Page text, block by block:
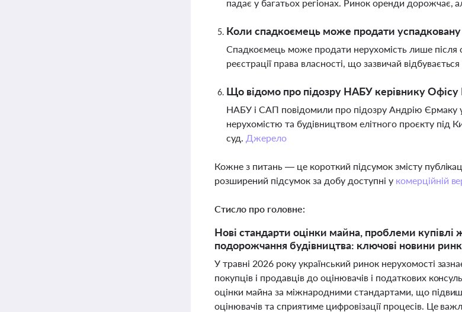
падає у багатьох регіонах. Ринок оренди дорожчає,
Коли спадкоємець може продати успадковану
Спадкоємець може продати нерухомість лише
реєстрації права власності, що зазвичай
Що відомо про підозру НАБУ керівнику Офісу
НАБУ і САП повідомили про підозру Андрію Єрмаку
нерухомістю та будівництвом елітного проєкту під
суд. Джерело
Кожне з питань — це короткий підсумок змісту
розширений підсумок за добу доступні у комерційній
Стисло про головне:
Нові стандарти оцінки майна, проблеми купівлі
подорожчання будівництва: ключові новини
У травні 2026 року український ринок нерухомості
покупців і продавців до оцінювачів і податкових
оцінки майна за міжнародними стандартами, що
оцінювачів та сприятиме цифровізації процесів. Це